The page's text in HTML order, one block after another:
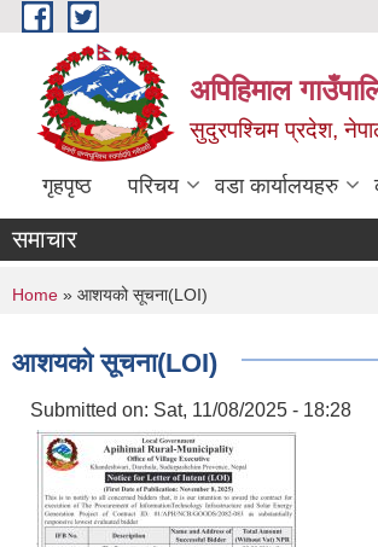
Skip to main content
अपिहिमाल
सुदुरपश्चिम प्रदेश,
गृहपृष्ठ परिचय वडा कार्यालयहरु
समाचार
You are here
Home » आशयको सूचना(LOI)
आशयको सूचना(LOI)
Submitted on: Sat, 11/08/2025 - 18:28